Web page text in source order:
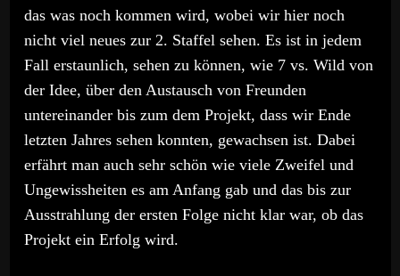
das was noch kommen wird, wobei wir hier noch
nicht viel neues zur 2. Staffel sehen. Es ist in jedem
Fall erstaunlich, sehen zu können, wie 7 vs. Wild von
der Idee, über den Austausch von Freunden
untereinander bis zum dem Projekt, dass wir Ende
letzten Jahres sehen konnten, gewachsen ist. Dabei
erfährt man auch sehr schön wie viele Zweifel und
Ungewissheiten es am Anfang gab und das bis zur
Ausstrahlung der ersten Folge nicht klar war, ob das
Projekt ein Erfolg wird.